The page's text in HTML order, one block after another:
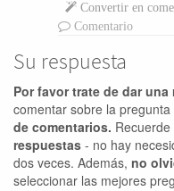
Convertir en
Comentario
Su respuesta
Por favor trate de dar
comentar sobre la
de comentarios.
respuestas - no hay
dos veces. Además, no
seleccionar las mejores